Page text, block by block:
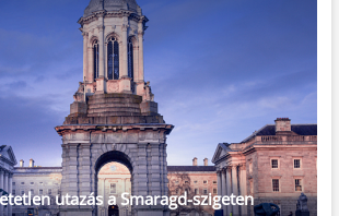
utazás a Smaragd-szigeten